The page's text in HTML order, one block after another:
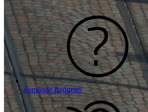
domande frequenti